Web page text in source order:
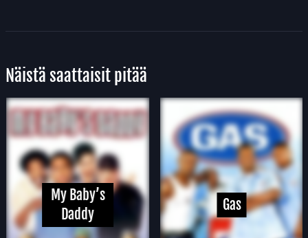
Näistä saattaisit pitää
My Baby’s
Daddy
Gas